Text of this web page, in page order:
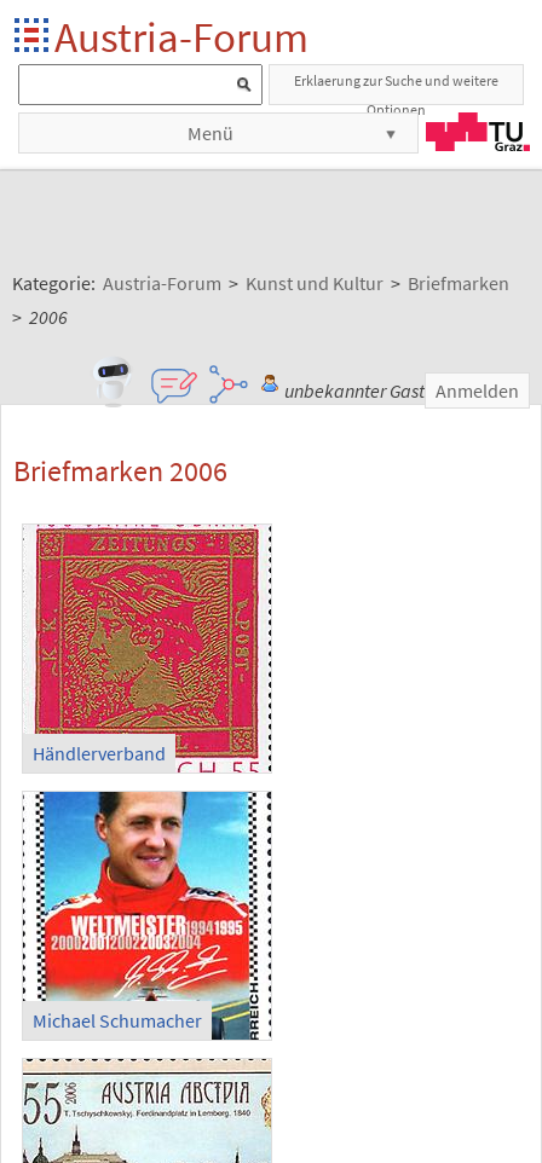
Austria-Forum
Erklaerung zur Suche und weitere
Optionen
Menü
Kategorie: Austria-Forum > Kunst und Kultur > Briefmarken
> 2006
unbekannter Gast Anmelden
Briefmarken 2006
Händlerverband
Michael Schumacher